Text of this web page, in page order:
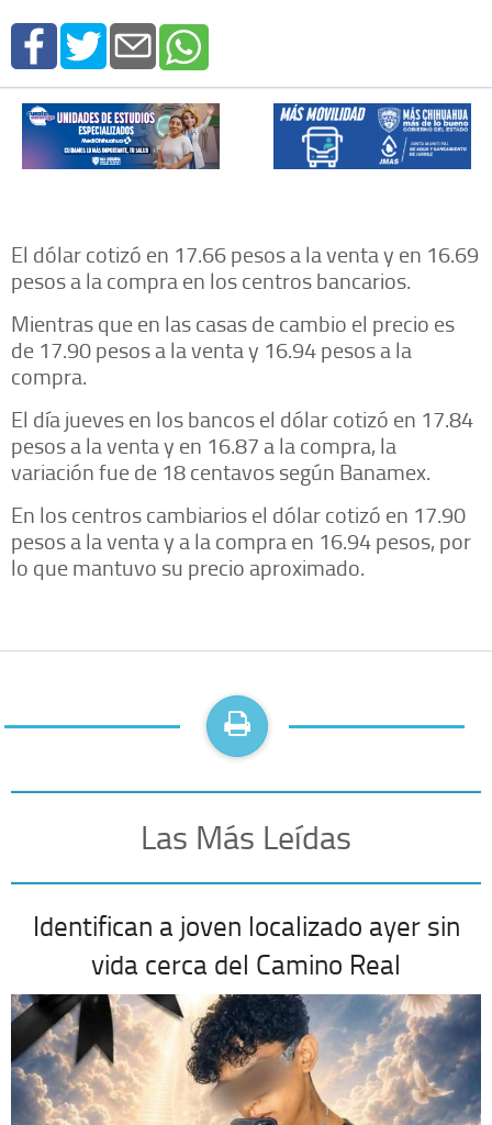
El dólar cotizó en 17.66 pesos a la venta y en 16.69
pesos a la compra en los centros bancarios.
Mientras que en las casas de cambio el precio es
de 17.90 pesos a la venta y 16.94 pesos a la
compra.
El día jueves en los bancos el dólar cotizó en 17.84
pesos a la venta y en 16.87 a la compra, la
variación fue de 18 centavos según Banamex.
En los centros cambiarios el dólar cotizó en 17.90
pesos a la venta y a la compra en 16.94 pesos, por
lo que mantuvo su precio aproximado.
Las Más Leídas
Identifican a joven localizado ayer sin
vida cerca del Camino Real